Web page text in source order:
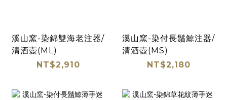
溪山窯-染錦雙海老注器/
清酒壺(ML)
NT$2,910
溪山窯-染付長鬚鯨注器/
清酒壺(MS)
NT$2,180